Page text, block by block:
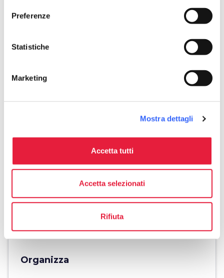
Preferenze
Statistiche
Marketing
Mostra dettagli
Accetta tutti
Accetta selezionati
Rifiuta
Indicazioni
Informazioni
Piazza Grande
Organizza